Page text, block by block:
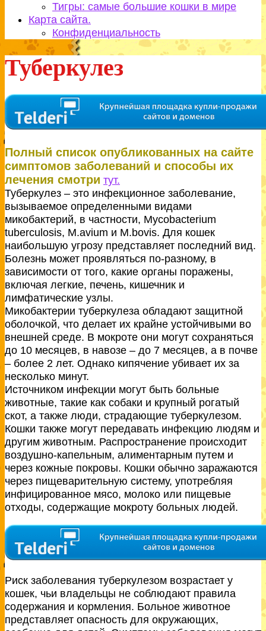
Тигры: самые большие кошки в мире
Карта сайта.
Конфиденциальность
Туберкулез
Полный список опубликованных на сайте
симптомов заболеваний и способы их
лечения смотри тут.
Туберкулез – это инфекционное заболевание,
вызываемое определенными видами
микобактерий, в частности, Mycobacterium
tuberculosis, M.avium и M.bovis. Для кошек
наибольшую угрозу представляет последний вид.
Болезнь может проявляться по-разному, в
зависимости от того, какие органы поражены,
включая легкие, печень, кишечник и
лимфатические узлы.
Микобактерии туберкулеза обладают защитной
оболочкой, что делает их крайне устойчивыми во
внешней среде. В мокроте они могут сохраняться
до 10 месяцев, в навозе – до 7 месяцев, а в почве
– более 2 лет. Однако кипячение убивает их за
несколько минут.
Источником инфекции могут быть больные
животные, такие как собаки и крупный рогатый
скот, а также люди, страдающие туберкулезом.
Кошки также могут передавать инфекцию людям и
другим животным. Распространение происходит
воздушно-капельным, алиментарным путем и
через кожные покровы. Кошки обычно заражаются
через пищеварительную систему, употребляя
инфицированное мясо, молоко или пищевые
отходы, содержащие мокроту больных людей.
Риск заболевания туберкулезом возрастает у
кошек, чьи владельцы не соблюдают правила
содержания и кормления. Больное животное
представляет опасность для окружающих,